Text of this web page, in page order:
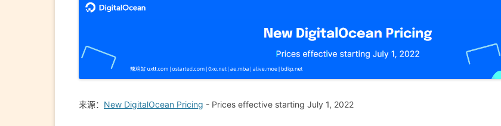
来源： New DigitalOcean Pricing - Prices effective starting July 1, 2022